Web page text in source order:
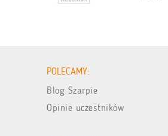
POLECAMY:
Blog Szarpie
Opinie uczestników